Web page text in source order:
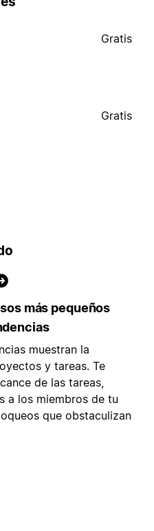
Gratis
Gratis
más pequeños
muestran la
y tareas. Te
de las tareas,
a los miembros de tu
que obstaculizan